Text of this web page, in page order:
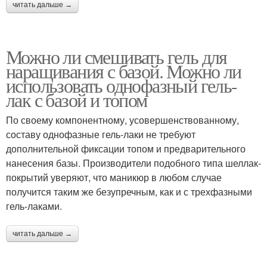
читать дальше →
Можно ли смешивать гель для
наращивания с базой. Можно ли
использовать однофазный гель-
лак с базой и топом
По своему компонентному, усовершенствованному,
составу однофазные гель-лаки не требуют
дополнительной фиксации топом и предварительного
нанесения базы. Производители подобного типа шеллак-
покрытий уверяют, что маникюр в любом случае
получится таким же безупречным, как и с трехфазными
гель-лаками.
читать дальше →